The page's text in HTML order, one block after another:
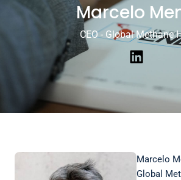
Marcelo
CEO - Global Methane
Marcelo
Global